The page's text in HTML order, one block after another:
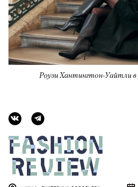
Роузи Хантингтон-Уайтли